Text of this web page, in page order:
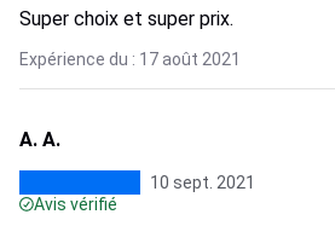
Super choix et super prix.
Expérience du : 17 août 2021
A. A.
10 sept. 2021
Avis vérifié